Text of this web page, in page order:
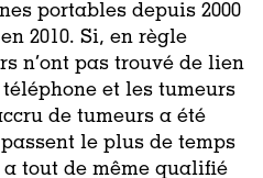
portables depuis 2000
2010. Si, en règle
n’ont pas trouvé de lien
et les tumeurs
de tumeurs a été
le plus de temps
tout de même qualifié